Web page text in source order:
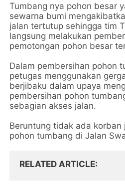
Tumbang nya pohon besar
sewarna bumi
jalan tertutup sehingga tim
langsung melakukan
pemotongan pohon besar
Dalam pembersihan pohon
petugas menggunakan
berjibaku dalam upaya
pembersihan pohon
sebagian akses jalan.
Beruntung tidak ada korban
pohon tumbang di Jalan
RELATED ARTICLE